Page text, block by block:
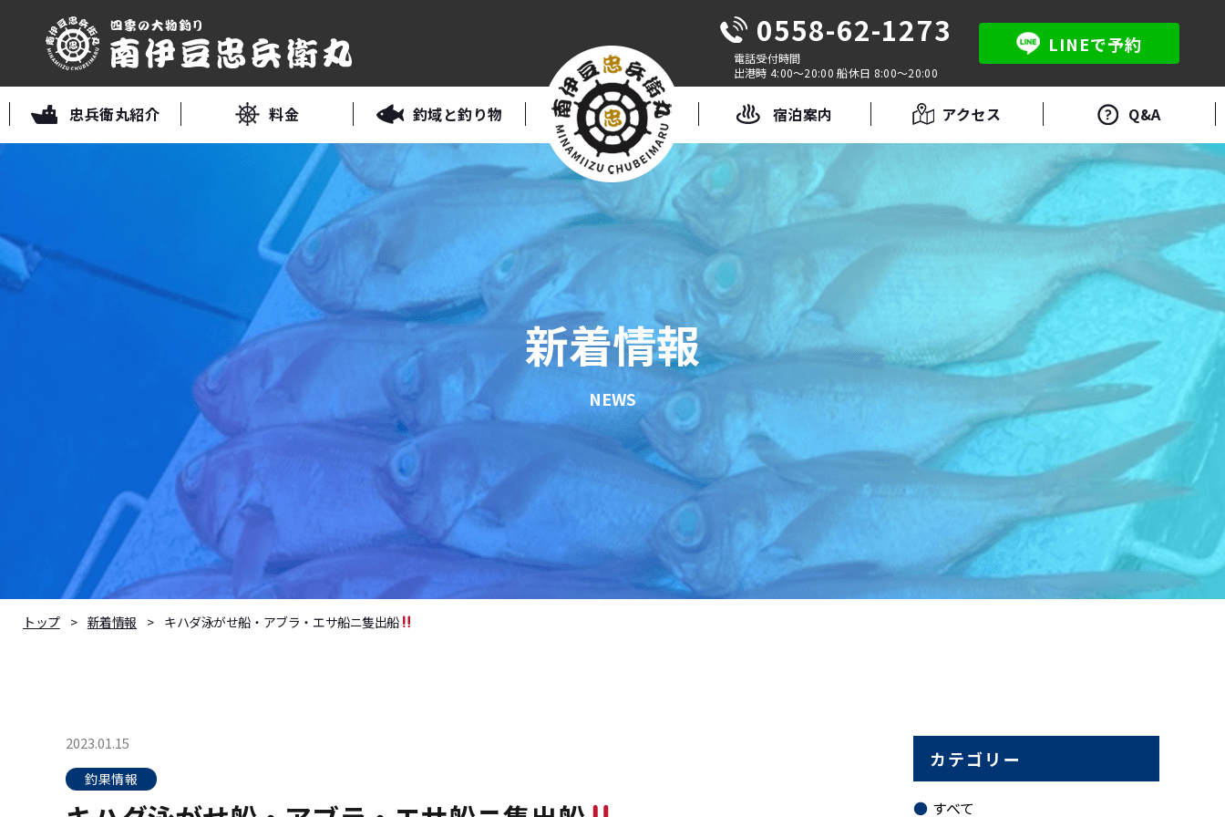
0558-62-1273
出港時 4:00～20:00 船休日 8:00～20:00
LINEで予約
忠兵衛丸紹介 料金 釣域と釣り物 宿泊案内 アクセス Q&A
新着情報
トップ 新着情報 キハダ泳がせ船・アブラ・エサ船ニ隻出船
2023.01.15
釣果情報
カテゴリー
すべて